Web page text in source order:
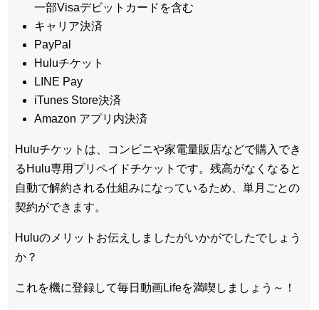
一部Visaデビットカードを含む
キャリア決済
PayPal
Huluチケット
LINE Pay
iTunes Store決済
Amazon アプリ内決済
Huluチケットは、コンビニや家電量販店などで購入でき
るHulu専用プリペイドチケットです。残高がなくなると
自動で解約される仕組みになっているため、単月ごとの
契約ができます。
Huluのメリットお伝えしましたがいかがでしたでしょう
か？
これを機に登録して毎日動画Lifeを満喫しましょう～！